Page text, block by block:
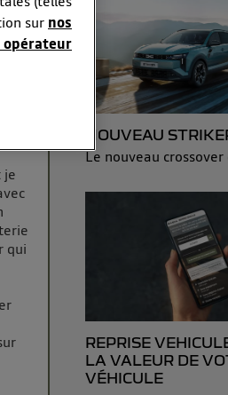
un
je
qui
NOUVEAU
Le nouveau
REPRISE
LA VALEUR DE
VÉHICULE
sur nos
opérateur
en
IP
même
du foyer ayant
du mobile.